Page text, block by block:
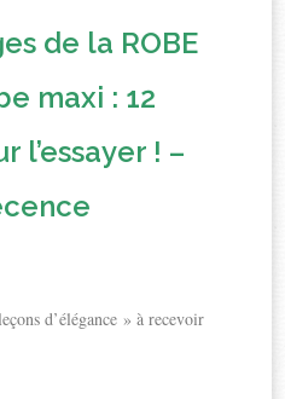
de la ROBE
maxi : 12
l’essayer ! –
d’élégance » à recevoir